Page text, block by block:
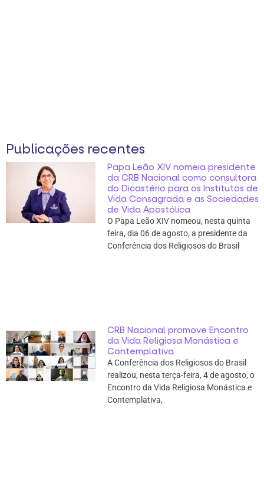
Publicações recentes
Papa Leão XIV nomeia presidente
da CRB Nacional como consultora
do Dicastério para os Institutos de
Vida Consagrada e as Sociedades
de Vida Apostólica
O Papa Leão XIV nomeou, nesta quinta
feira, dia 06 de agosto, a presidente da
Conferência dos Religiosos do Brasil
CRB Nacional promove Encontro
da Vida Religiosa Monástica e
Contemplativa
A Conferência dos Religiosos do Brasil
realizou, nesta terça-feira, 4 de agosto, o
Encontro da Vida Religiosa Monástica e
Contemplativa,